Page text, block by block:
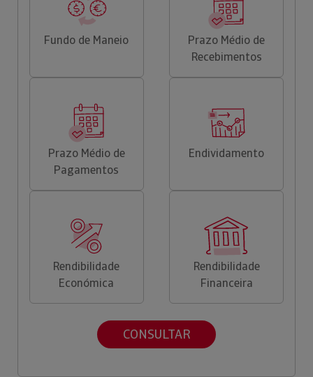
Fundo de Maneio
Prazo Médio de
Recebimentos
Prazo Médio de
Pagamentos
Endividamento
Rendibilidade
Económica
Rendibilidade
Financeira
CONSULTAR